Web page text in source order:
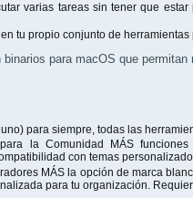
varias tareas sin tener que
tu propio conjunto de
para macOS que
para siempre, todas las
la Comunidad MÁS
con temas
MÁS la opción de marca
para tu organización.